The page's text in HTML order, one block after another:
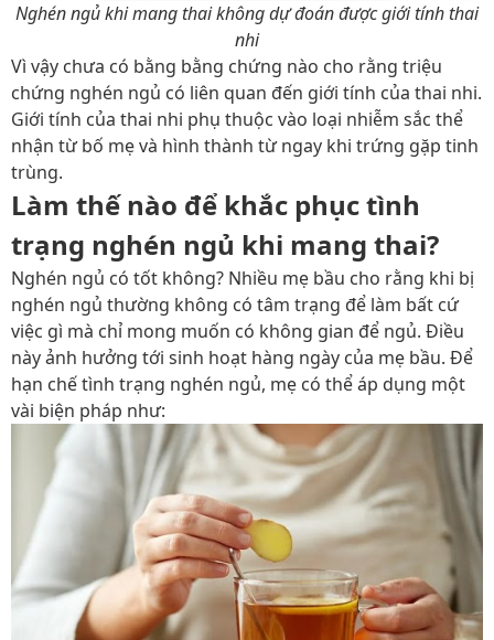
Nghén ngủ khi mang thai không dự đoán được giới tính thai
nhi
Vì vậy chưa có bằng bằng chứng nào cho rằng triệu
chứng nghén ngủ có liên quan đến giới tính của thai nhi.
Giới tính của thai nhi phụ thuộc vào loại nhiễm sắc thể
nhận từ bố mẹ và hình thành từ ngay khi trứng gặp tinh
trùng.
Làm thế nào để khắc phục tình
trạng nghén ngủ khi mang thai?
Nghén ngủ có tốt không? Nhiều mẹ bầu cho rằng khi bị
nghén ngủ thường không có tâm trạng để làm bất cứ
việc gì mà chỉ mong muốn có không gian để ngủ. Điều
này ảnh hưởng tới sinh hoạt hàng ngày của mẹ bầu. Để
hạn chế tình trạng nghén ngủ, mẹ có thể áp dụng một
vài biện pháp như: